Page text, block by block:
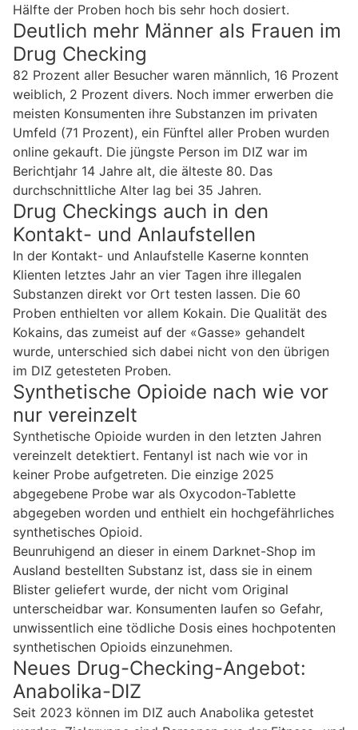
Hälfte der Proben hoch bis sehr hoch dosiert.
Deutlich mehr Männer als Frauen im
Drug Checking
82 Prozent aller Besucher waren männlich, 16 Prozent
weiblich, 2 Prozent divers. Noch immer erwerben die
meisten Konsumenten ihre Substanzen im privaten
Umfeld (71 Prozent), ein Fünftel aller Proben wurden
online gekauft. Die jüngste Person im DIZ war im
Berichtjahr 14 Jahre alt, die älteste 80. Das
durchschnittliche Alter lag bei 35 Jahren.
Drug Checkings auch in den
Kontakt- und Anlaufstellen
In der Kontakt- und Anlaufstelle Kaserne konnten
Klienten letztes Jahr an vier Tagen ihre illegalen
Substanzen direkt vor Ort testen lassen. Die 60
Proben enthielten vor allem Kokain. Die Qualität des
Kokains, das zumeist auf der «Gasse» gehandelt
wurde, unterschied sich dabei nicht von den übrigen
im DIZ getesteten Proben.
Synthetische Opioide nach wie vor
nur vereinzelt
Synthetische Opioide wurden in den letzten Jahren
vereinzelt detektiert. Fentanyl ist nach wie vor in
keiner Probe aufgetreten. Die einzige 2025
abgegebene Probe war als Oxycodon-Tablette
abgegeben worden und enthielt ein hochgefährliches
synthetisches Opioid.
Beunruhigend an dieser in einem Darknet-Shop im
Ausland bestellten Substanz ist, dass sie in einem
Blister geliefert wurde, der nicht vom Original
unterscheidbar war. Konsumenten laufen so Gefahr,
unwissentlich eine tödliche Dosis eines hochpotenten
synthetischen Opioids einzunehmen.
Neues Drug-Checking-Angebot:
Anabolika-DIZ
Seit 2023 können im DIZ auch Anabolika getestet